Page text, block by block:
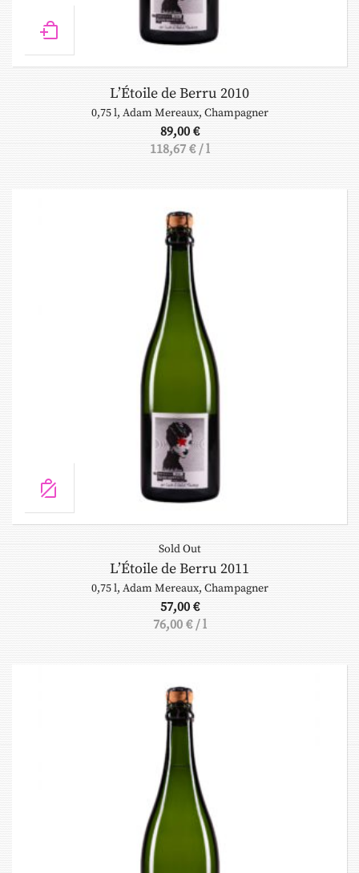
L’Étoile de Berru 2010
0,75 l, Adam Mereaux, Champagner
89,00 €
118,67 €/l
Sold Out
L’Étoile de Berru 2011
0,75 l, Adam Mereaux, Champagner
57,00 €
76,00 €/l